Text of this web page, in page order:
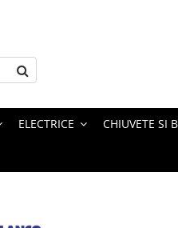
ELECTRICE CHIUVETE SI